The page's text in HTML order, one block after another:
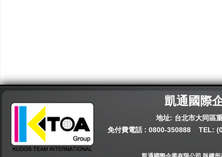
凱通國際
地址: 台北市大同區
免付費電話 : 0800-350888 TEL: